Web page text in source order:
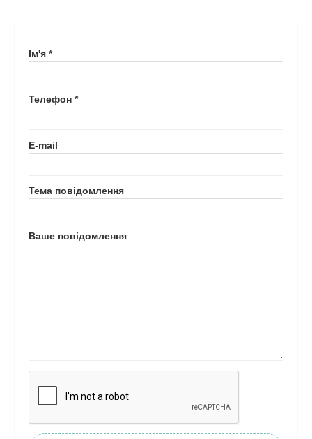
Ім'я *
Телефон *
E-mail
Тема повідомлення
Ваше повідомлення